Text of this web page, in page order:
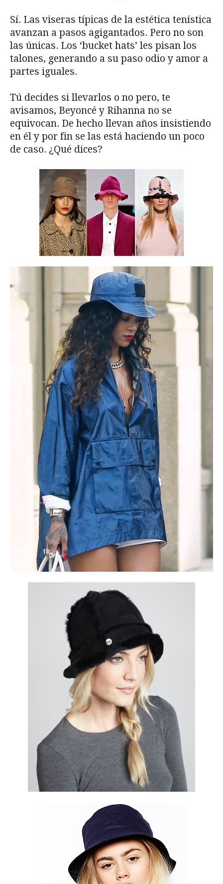
Sí. Las viseras típicas de la estética tenística
avanzan a pasos agigantados. Pero no son
las únicas. Los ‘bucket hats’ les pisan los
talones, generando a su paso odio y amor a
partes iguales.
Tú decides si llevarlos o no pero, te
avisamos, Beyoncé y Rihanna no se
equivocan. De hecho llevan años insistiendo
en él y por fin se las está haciendo un poco
de caso. ¿Qué dices?